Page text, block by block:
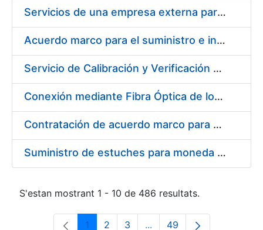
Servicios de una empresa externa para el asesoramiento y resolución de los recursos de alzada que se presentan relacionados con procesos de selección para la FNMT-RCM
Acuerdo marco para el suministro e instalación de persianas, estores y otros complementos
Servicio de Calibración y Verificación Externa de los Equipos de Medición del Servicio de Prevención de la FNMT-RCM
Conexión mediante Fibra Óptica de los Centros de Proceso de Datos (CPDs) de las sedes de la FNMT-RCM de Burgos y Madrid
Contratación de acuerdo marco para el Suministro de Material de Electricidad para la Fábrica Nacional de Moneda y Timbre-Real Casa de la Moneda en su centro de trabajo de Burgos
Suministro de estuches para moneda de 30 €
S'estan mostrant 1 - 10 de 486 resultats.
1 2 3 ... 49